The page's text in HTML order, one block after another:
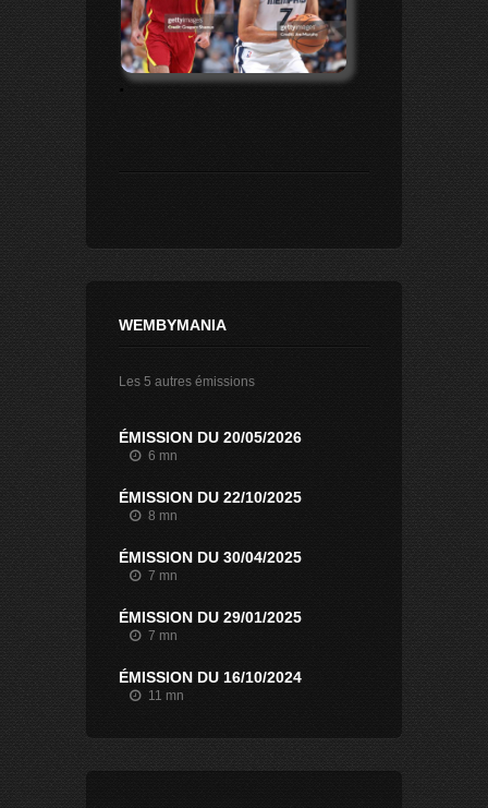
.
WEMBYMANIA
Les 5 autres émissions
ÉMISSION DU 20/05/2026
6 mn
ÉMISSION DU 22/10/2025
8 mn
ÉMISSION DU 30/04/2025
7 mn
ÉMISSION DU 29/01/2025
7 mn
ÉMISSION DU 16/10/2024
11 mn